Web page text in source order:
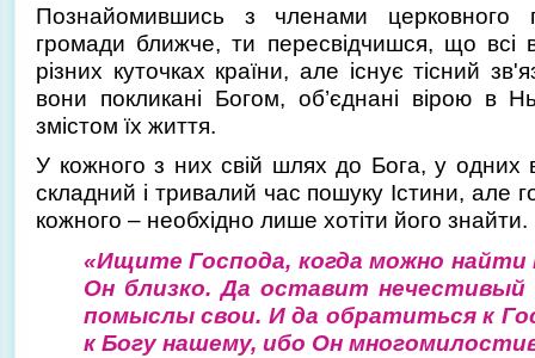
Познайомившись з членами церковного
громади ближче, ти пересвідчишся, що всі
різних куточках країни, але існує тісний
вони покликані Богом, об’єднані вірою в
змістом їх життя.
У кожного з них свій шлях до Бога, у одних
складний і тривалий час пошуку Істини, але
кожного – необхідно лише хотіти його знайти.
«Ищите Господа, когда можно найти
Он близко. Да оставит нечестивый
помыслы свои. И да обратиться к
к Богу нашему, ибо Он